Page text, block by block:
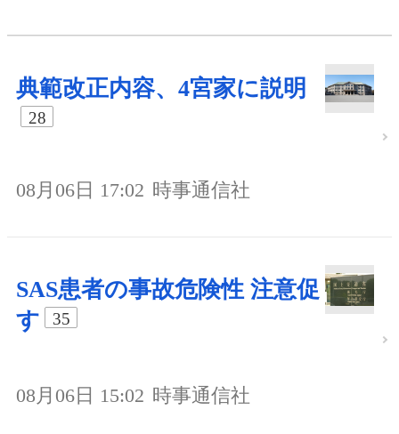
典範改正内容、4宮家に説明
28
08月06日 17:02 時事通信社
SAS患者の事故危険性 注意促
す
35
08月06日 15:02 時事通信社